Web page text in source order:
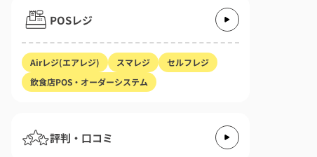
POSレジ
Airレジ(エアレジ) スマレジ
セルフレジ
飲食店POS・オーダーシステム
評判・口コミ